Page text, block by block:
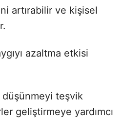
artırabilir ve kişisel
azaltma etkisi
düşünmeyi teşvik
geliştirmeye yardımcı